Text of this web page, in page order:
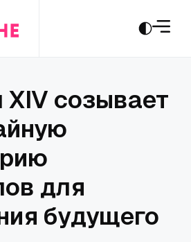
созывает
для
будущего